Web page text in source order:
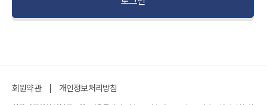
회원약관 개인정보처리방침